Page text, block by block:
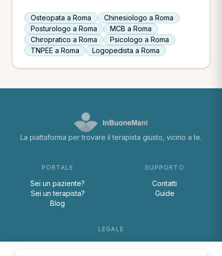
Osteopata a Roma
Chinesiologo a Roma
Posturologo a Roma
MCB a Roma
Chiropratico a Roma
Psicologo a Roma
TNPEE a Roma
Logopedista a Roma
La piattaforma per trovare il terapista giusto, vicino a te.
PORTALE
Sei un paziente?
Sei un terapista?
Blog
SUPPORTO
Contatti
Guide
LEGALE